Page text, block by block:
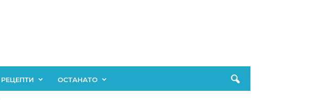
РЕЦЕПТИ ОСТАНАТО